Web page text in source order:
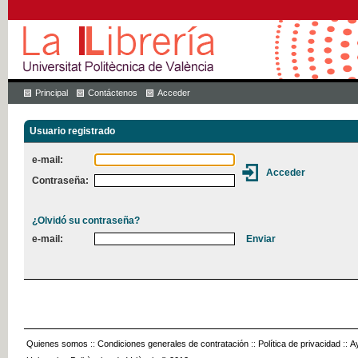
Principal Contáctenos Acceder
Usuario registrado
e-mail:
Contraseña:
¿Olvidó su contraseña?
e-mail:
Quienes somos :: Condiciones generales de contratación :: Política de privacidad ::